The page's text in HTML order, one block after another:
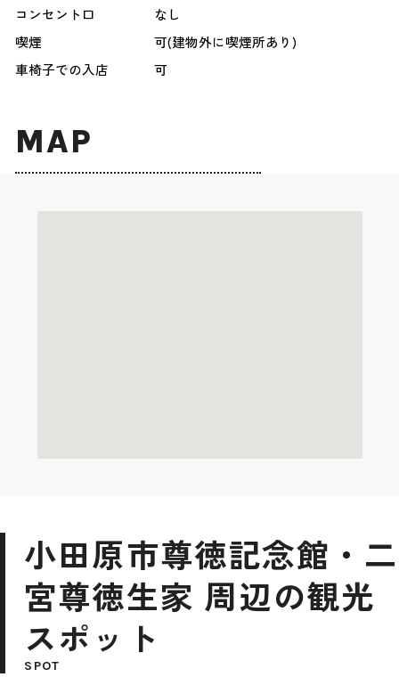
コンセント口
なし
喫煙
可(建物外に喫煙所あり)
車椅子での入店
可
MAP
小田原市尊徳記念館・二
宮尊徳生家 周辺の観光
スポット
SPOT